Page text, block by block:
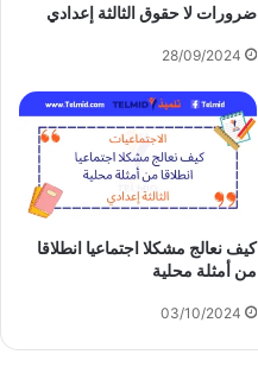
ضرورات لا حقوق الثالثة إعدادي
28/09/2024
كيف نعالج مشكلا اجتماعيا انطلاقا
من أمثلة محلية
03/10/2024